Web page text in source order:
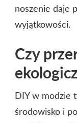
noszenie daje
wyjątkowości.
Czy
DIY w modzie
środowisko i